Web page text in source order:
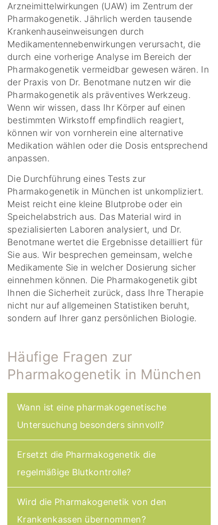
Arzneimittelwirkungen (UAW) im Zentrum der
Pharmakogenetik. Jährlich werden tausende
Krankenhauseinweisungen durch
Medikamentennebenwirkungen verursacht, die
durch eine vorherige Analyse im Bereich der
Pharmakogenetik vermeidbar gewesen wären. In
der Praxis von Dr. Benotmane nutzen wir die
Pharmakogenetik als präventives Werkzeug.
Wenn wir wissen, dass Ihr Körper auf einen
bestimmten Wirkstoff empfindlich reagiert,
können wir von vornherein eine alternative
Medikation wählen oder die Dosis entsprechend
anpassen.
Die Durchführung eines Tests zur
Pharmakogenetik in München ist unkompliziert.
Meist reicht eine kleine Blutprobe oder ein
Speichelabstrich aus. Das Material wird in
spezialisierten Laboren analysiert, und Dr.
Benotmane wertet die Ergebnisse detailliert für
Sie aus. Wir besprechen gemeinsam, welche
Medikamente Sie in welcher Dosierung sicher
einnehmen können. Die Pharmakogenetik gibt
Ihnen die Sicherheit zurück, dass Ihre Therapie
nicht nur auf allgemeinen Statistiken beruht,
sondern auf Ihrer ganz persönlichen Biologie.
Häufige Fragen zur
Pharmakogenetik in München
Wann ist eine pharmakogenetische
Untersuchung besonders sinnvoll?
Ersetzt die Pharmakogenetik die
regelmäßige Blutkontrolle?
Wird die Pharmakogenetik von den
Krankenkassen übernommen?